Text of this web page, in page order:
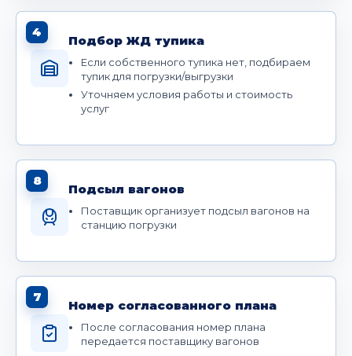
4
Подбор ЖД тупика
Если собственного тупика нет, подбираем
тупик для погрузки/выгрузки
Уточняем условия работы и стоимость
услуг
8
Подсыл вагонов
Поставщик организует подсыл вагонов на
станцию погрузки
7
Номер согласованного плана
После согласования номер плана
передается поставщику вагонов